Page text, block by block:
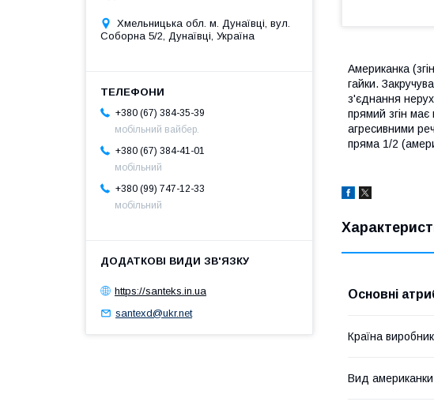
Американка
гайки.
з'єднання
прямий згін
агресивними
пряма 1/2
Основні
Країна виробник
Вид американки
Хмельницька обл. м. Дунаївці, вул.
Соборна 5/2, Дунаївці, Україна
+380 (67) 384-35-39
мобільний вайбер.
+380 (67) 384-41-01
мобільний
+380 (99) 747-12-33
мобільний
https://santeks.in.ua
santexd@ukr.net